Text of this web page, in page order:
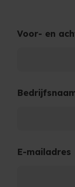
Voor- en
E-mailadres